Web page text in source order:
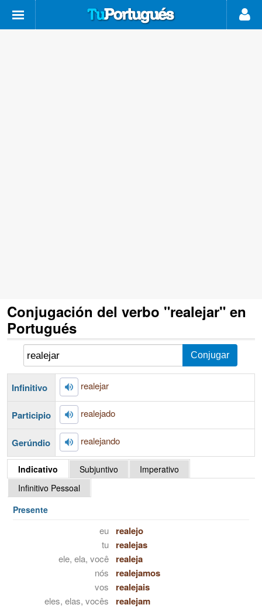
Conjugación del verbo "realejar" en
Portugués
Infinitivo realejar
Participio realejado
Gerúndio realejando
Indicativo Subjuntivo
Imperativo
Infinitivo Pessoal
Presente
eu realejo
tu realejas
ele, ela, você realeja
nós realejamos
vos realejais
eles, elas, vocês realejam